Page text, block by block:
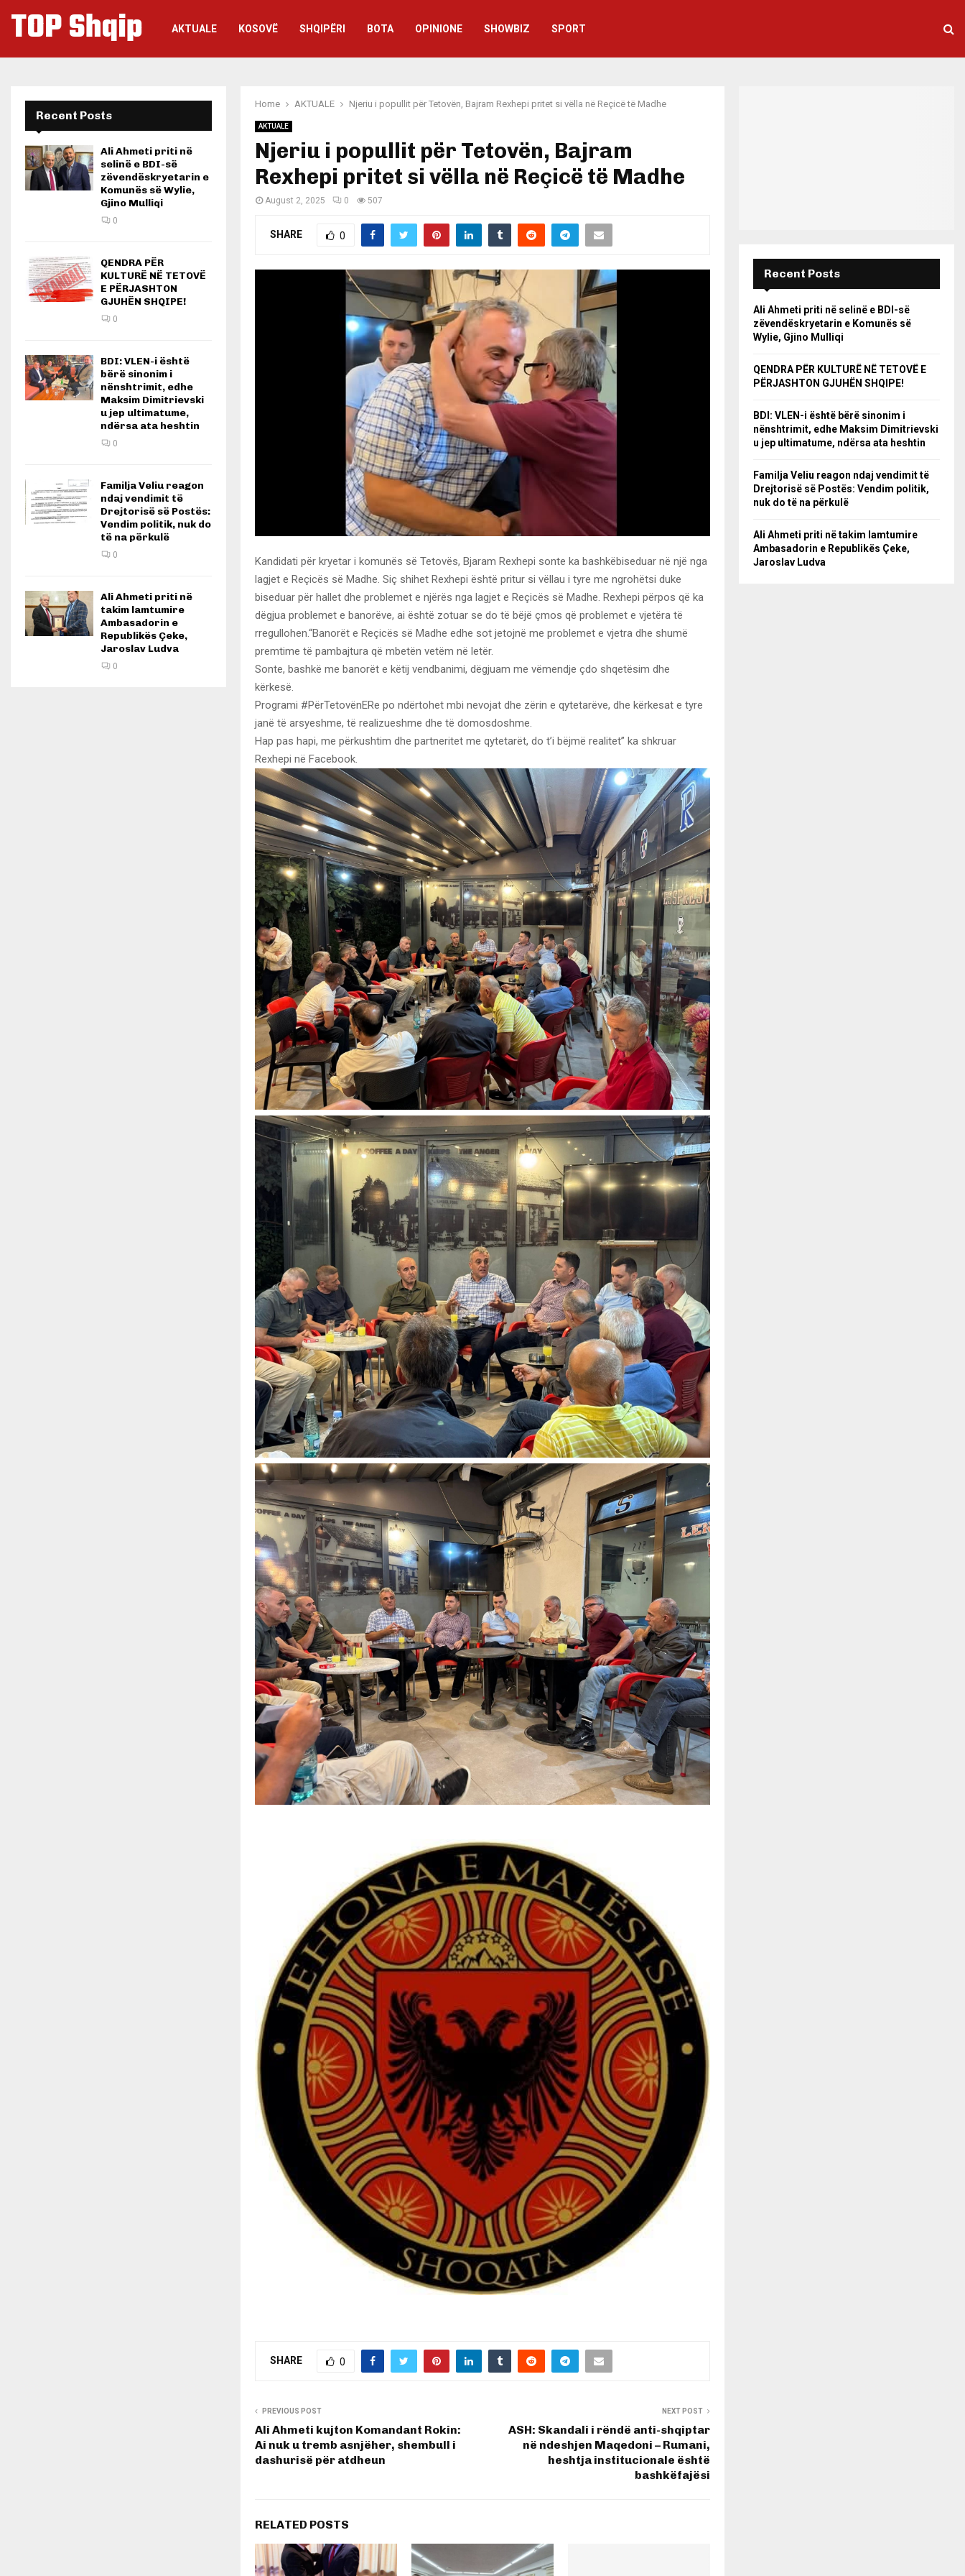
TOP Shqip AKTUALE KOSOVË SHQIPËRI BOTA OPINIONE SHOWBIZ SPORT
Home AKTUALE Njeriu i popullit për Tetovën, Bajram Rexhepi pritet si vëlla në Reçicë të Madhe
AKTUALE
Njeriu i popullit për Tetovën, Bajram
Rexhepi pritet si vëlla në Reçicë të Madhe
August 2, 2025 0 507
SHARE 0
Kandidati për kryetar i komunës së Tetovës, Bjaram Rexhepi sonte ka bashkëbiseduar në një nga
lagjet e Reçicës së Madhe. Siç shihet Rexhepi është pritur si vëllau i tyre me ngrohëtsi duke
biseduar për hallet dhe problemet e njërës nga lagjet e Reçicës së Madhe. Rexhepi përpos që ka
dëgjua problemet e banorëve, ai është zotuar se do të bëjë çmos që problemet e vjetëra të
rregullohen.“Banorët e Reçicës së Madhe edhe sot jetojnë me problemet e vjetra dhe shumë
premtime të pambajtura që mbetën vetëm në letër.
Sonte, bashkë me banorët e këtij vendbanimi, dëgjuam me vëmendje çdo shqetësim dhe
kërkesë.
Programi #PërTetovënERe po ndërtohet mbi nevojat dhe zërin e qytetarëve, dhe kërkesat e tyre
janë të arsyeshme, të realizueshme dhe të domosdoshme.
Hap pas hapi, me përkushtim dhe partneritet me qytetarët, do t’i bëjmë realitet” ka shkruar
Rexhepi në Facebook.
SHARE 0
PREVIOUS POST
Ali Ahmeti kujton Komandant Rokin:
Ai nuk u tremb asnjëher, shembull i
dashurisë për atdheun
NEXT POST
ASH: Skandali i rëndë anti-shqiptar
në ndeshjen Maqedoni – Rumani,
heshtja institucionale është
bashkëfajësi
RELATED POSTS
Recent Posts
Ali Ahmeti priti në
selinë e BDI-së
zëvendëskryetarin e
Komunës së Wylie,
Gjino Mulliqi
0
QENDRA PËR
KULTURË NË TETOVË
E PËRJASHTON
GJUHËN SHQIPE!
0
BDI: VLEN-i është
bërë sinonim i
nënshtrimit, edhe
Maksim Dimitrievski
u jep ultimatume,
ndërsa ata heshtin
0
Familja Veliu reagon
ndaj vendimit të
Drejtorisë së Postës:
Vendim politik, nuk do
të na përkulë
0
Ali Ahmeti priti në
takim lamtumire
Ambasadorin e
Republikës Çeke,
Jaroslav Ludva
0
Recent Posts
Ali Ahmeti priti në selinë e BDI-së
zëvendëskryetarin e Komunës së
Wylie, Gjino Mulliqi
QENDRA PËR KULTURË NË TETOVË E
PËRJASHTON GJUHËN SHQIPE!
BDI: VLEN-i është bërë sinonim i
nënshtrimit, edhe Maksim Dimitrievski
u jep ultimatume, ndërsa ata heshtin
Familja Veliu reagon ndaj vendimit të
Drejtorisë së Postës: Vendim politik,
nuk do të na përkulë
Ali Ahmeti priti në takim lamtumire
Ambasadorin e Republikës Çeke,
Jaroslav Ludva